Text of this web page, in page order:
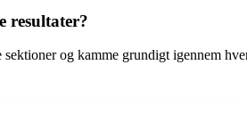
resultater?
og kamme grundigt igennem